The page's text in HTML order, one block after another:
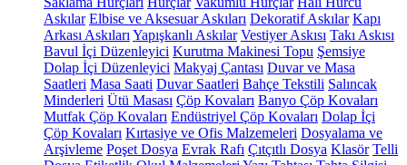
Askılar Elbise ve Aksesuar Askıları Dekoratif Askılar Kapı
Arkası Askıları Yapışkanlı Askılar Vestiyer Askısı Takı Askısı
Bavul İçi Düzenleyici Kurutma Makinesi Topu Şemsiye
Dolap İçi Düzenleyici Makyaj Çantası Duvar ve Masa
Saatleri Masa Saati Duvar Saatleri Bahçe Tekstili Salıncak
Minderleri Ütü Masası Çöp Kovaları Banyo Çöp Kovaları
Mutfak Çöp Kovaları Endüstriyel Çöp Kovaları Dolap İçi
Çöp Kovaları Kırtasiye ve Ofis Malzemeleri Dosyalama ve
Arşivleme Poşet Dosya Evrak Rafı Çıtçıtlı Dosya Klasör Telli